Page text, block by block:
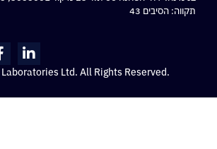
תקווה: הסיבים 43
Ltd. All Rights Reserved.